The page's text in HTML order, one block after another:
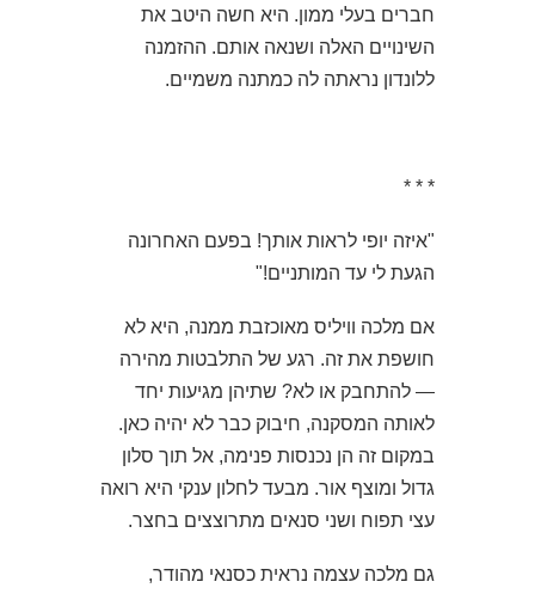
חברים בעלי ממון. היא חשה היטב את
השינויים האלה ושנאה אותם. ההזמנה
ללונדון נראתה לה כמתנה משמיים.
* * *
"איזה יופי לראות אותך! בפעם האחרונה
הגעת לי עד המותניים!"
אם מלכה וויליס מאוכזבת ממנה, היא לא
חושפת את זה. רגע של התלבטות מהירה
— להתחבק או לא? שתיהן מגיעות יחד
לאותה המסקנה, חיבוק כבר לא יהיה כאן.
במקום זה הן נכנסות פנימה, אל תוך סלון
גדול ומוצף אור. מבעד לחלון ענקי היא רואה
עצי תפוח ושני סנאים מתרוצצים בחצר.
גם מלכה עצמה נראית כסנאי מהודר,